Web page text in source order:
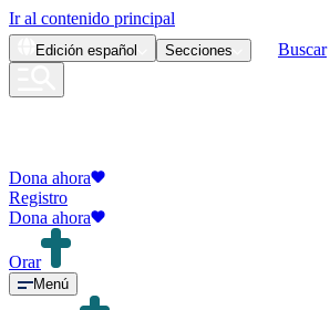
Ir al contenido principal
Edición español Secciones Buscar
Dona ahora
Registro
Dona ahora
Orar
Menú